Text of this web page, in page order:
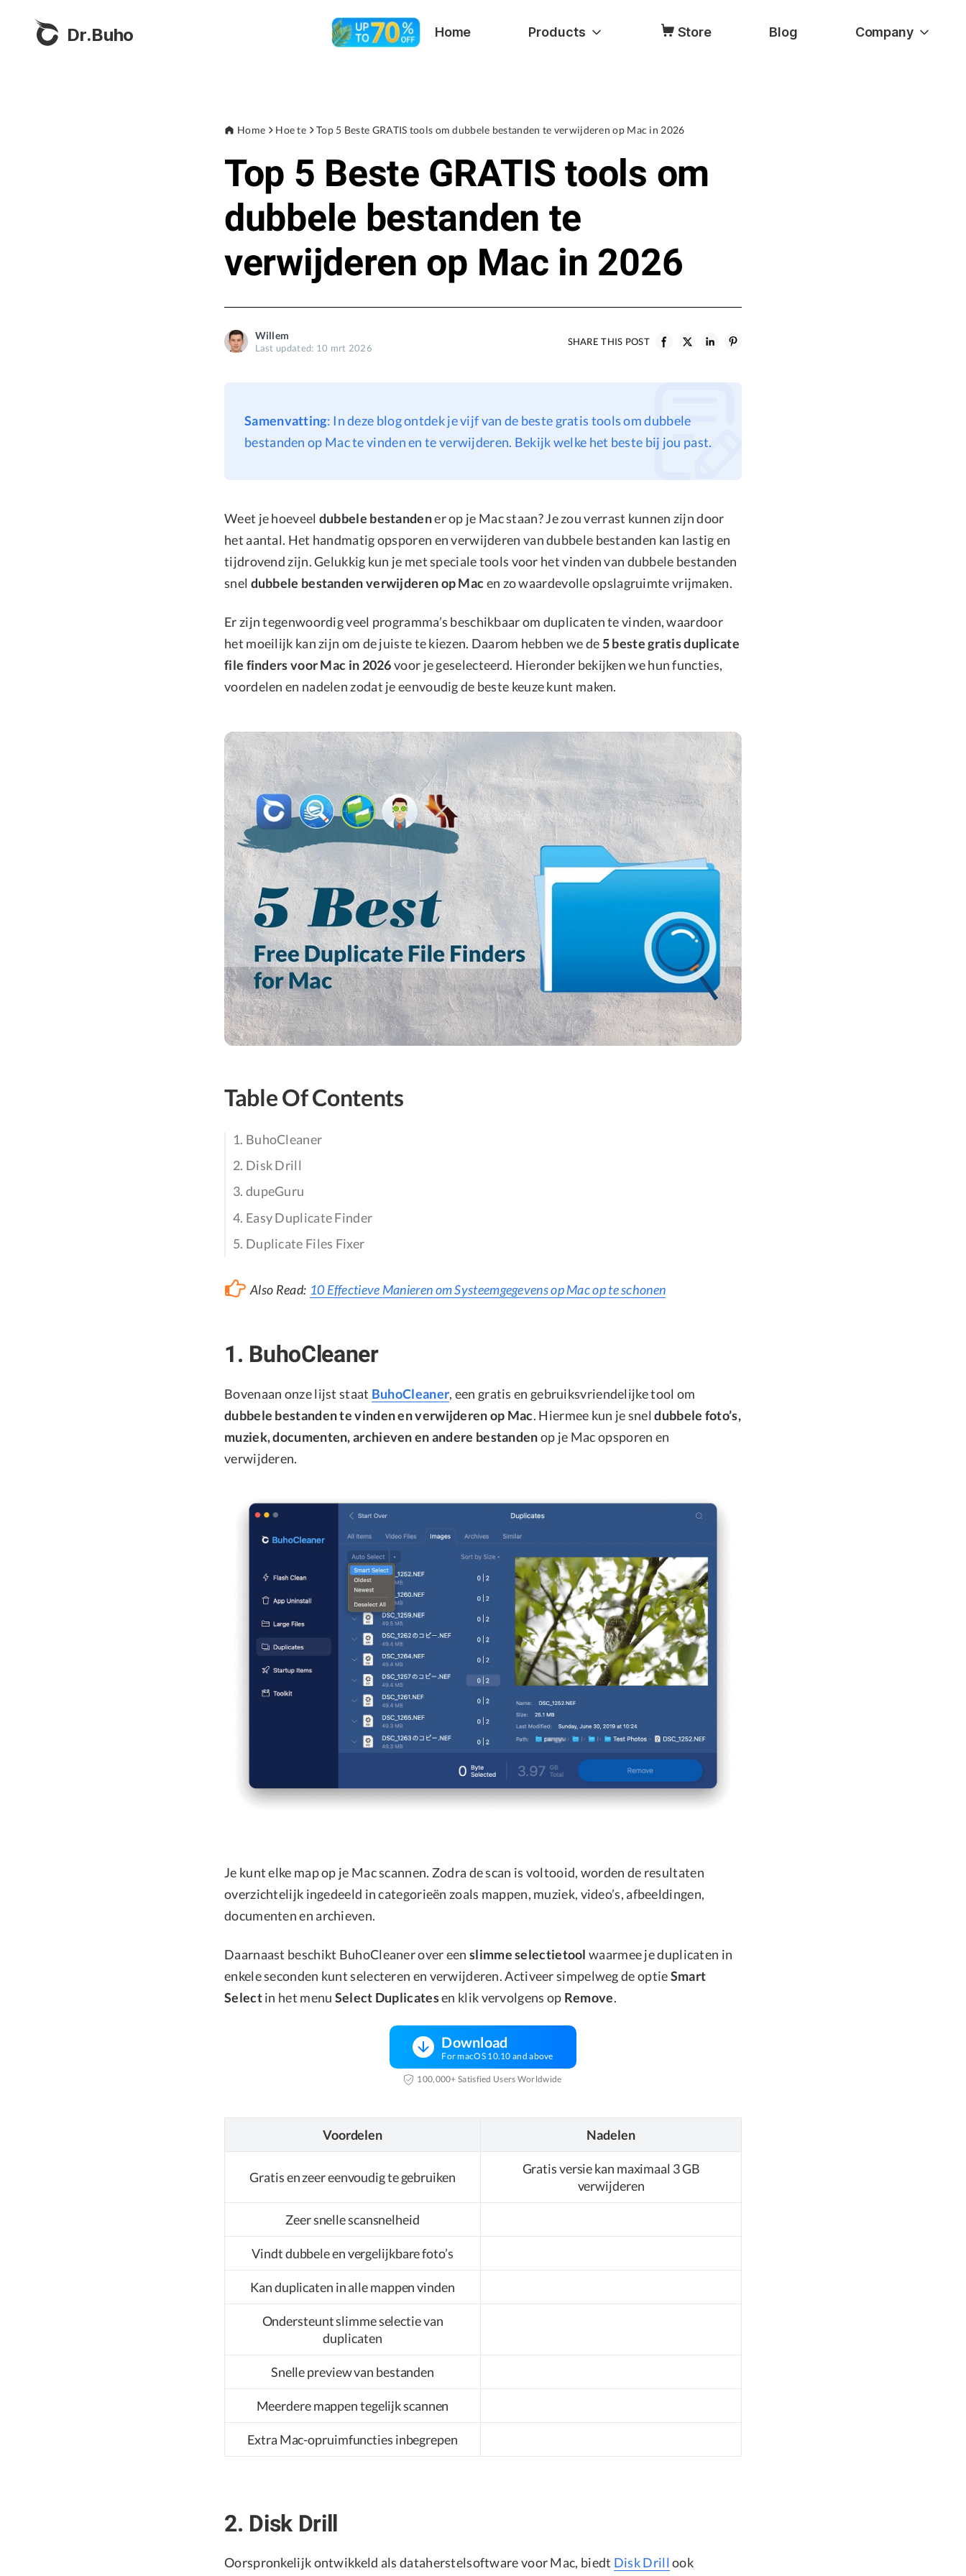
Dr.Buho Home Products Store Blog Company
Home Hoe te Top 5 Beste GRATIS tools om dubbele bestanden te verwijderen op Mac in 2026
Top 5 Beste GRATIS tools om
dubbele bestanden te
verwijderen op Mac in 2026
Willem
Last updated: 10 mrt 2026
SHARE THIS POST
Samenvatting: In deze blog ontdek je vijf van de beste gratis tools om dubbele
bestanden op Mac te vinden en te verwijderen. Bekijk welke het beste bij jou past.
Weet je hoeveel dubbele bestandener op je Mac staan? Je zou verrast kunnen zijn door
het aantal. Het handmatig opsporen en verwijderen van dubbele bestanden kan lastig en
tijdrovend zijn. Gelukkig kun je met speciale tools voor het vinden van dubbele bestanden
snel dubbele bestanden verwijderen op Macen zo waardevolle opslagruimte vrijmaken.
Er zijn tegenwoordig veel programma’s beschikbaar om duplicaten te vinden, waardoor
het moeilijk kan zijn om de juiste te kiezen. Daarom hebben we de 5 beste gratis duplicate
file finders voor Mac in 2026voor je geselecteerd. Hieronder bekijken we hun functies,
voordelen en nadelen zodat je eenvoudig de beste keuze kunt maken.
Table Of Contents
1. BuhoCleaner
2. Disk Drill
3. dupeGuru
4. Easy Duplicate Finder
5. Duplicate Files Fixer
Also Read: 10 Effectieve Manieren om Systeemgegevens op Mac op te schonen
1. BuhoCleaner
Bovenaan onze lijst staat BuhoCleaner, een gratis en gebruiksvriendelijke tool om
dubbele bestanden te vinden en verwijderen op Mac. Hiermee kun je sneldubbele foto’s,
muziek, documenten, archieven en andere bestandenop je Mac opsporen en
verwijderen.
Je kunt elke map op je Mac scannen. Zodra de scan is voltooid, worden de resultaten
overzichtelijk ingedeeld in categorieën zoals mappen, muziek, video’s, afbeeldingen,
documenten en archieven.
Daarnaast beschikt BuhoCleaner over een slimme selectietool waarmee je duplicaten in
enkele seconden kunt selecteren en verwijderen. Activeer simpelweg de optieSmart
Selectin het menu Select Duplicatesen klik vervolgens op Remove.
Download
For macOS 10.10 and above
100,000+ Satisfied Users Worldwide
Voordelen Nadelen
Gratis en zeer eenvoudig te gebruiken
Gratis versie kan maximaal 3 GB
verwijderen
Zeer snelle scansnelheid
Vindt dubbele en vergelijkbare foto’s
Kan duplicaten in alle mappen vinden
Ondersteunt slimme selectie van
duplicaten
Snelle preview van bestanden
Meerdere mappen tegelijk scannen
Extra Mac-opruimfuncties inbegrepen
2. Disk Drill
Oorspronkelijk ontwikkeld als dataherstelsoftware voor Mac, biedt Disk Drill ook